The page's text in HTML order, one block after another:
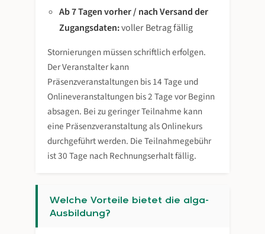
Ab 7 Tagen vorher / nach Versand der
Zugangsdaten:voller Betrag fällig
Stornierungen müssen schriftlich erfolgen.
Der Veranstalter kann
Präsenzveranstaltungen bis 14 Tage und
Onlineveranstaltungen bis 2 Tage vor Beginn
absagen. Bei zu geringer Teilnahme kann
eine Präsenzveranstaltung als Onlinekurs
durchgeführt werden. Die Teilnahmegebühr
ist 30 Tage nach Rechnungserhalt fällig.
Welche Vorteile bietet die alga-
Ausbildung?